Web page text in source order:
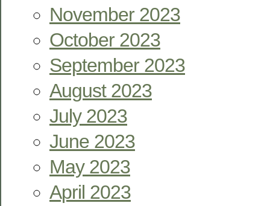
November 2023
October 2023
September 2023
August 2023
July 2023
June 2023
May 2023
April 2023